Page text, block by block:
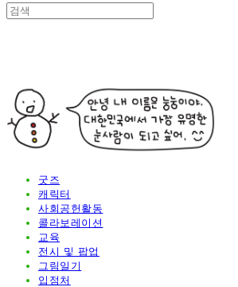
굿즈
캐릭터
사회공헌활동
콜라보레이션
교육
전시 및 팝업
그림일기
입점처